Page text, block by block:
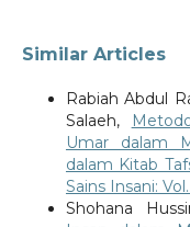
Similar Articles
Rabiah Abdul
Salaeh,
Umar dalam
dalam Kitab
Sains Insani:
Shohana